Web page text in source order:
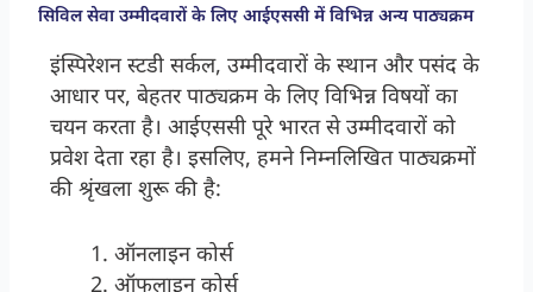
सिविल सेवा उम्मीदवारों के लिए आईएससी में विभिन्न अन्य पाठ्यक्रम
इंस्पिरेशन स्टडी सर्कल, उम्मीदवारों के स्थान और पसंद के
आधार पर, बेहतर पाठ्यक्रम के लिए विभिन्न विषयों का
चयन करता है। आईएससी पूरे भारत से उम्मीदवारों को
प्रवेश देता रहा है। इसलिए, हमने निम्नलिखित पाठ्यक्रमों
की श्रृंखला शुरू की है:
ऑनलाइन कोर्स
ऑफलाइन कोर्स